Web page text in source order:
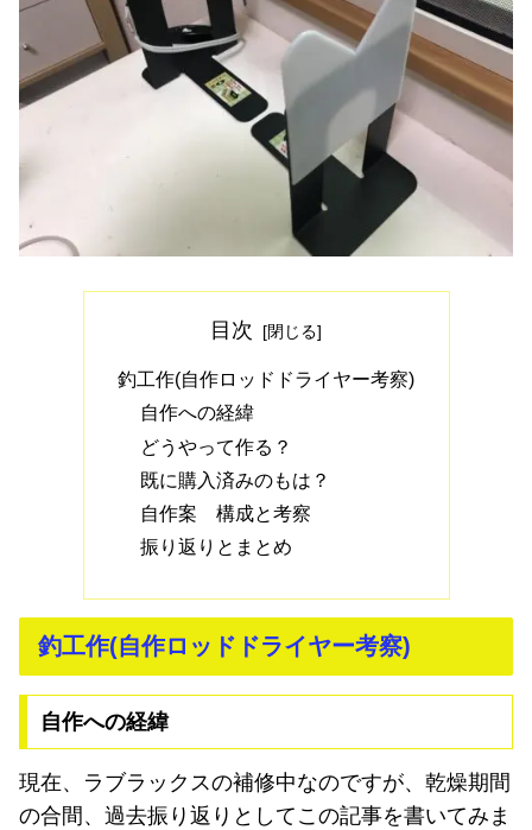
目次
釣工作(自作ロッドドライヤー考察)
自作への経緯
どうやって作る？
既に購入済みのもは？
自作案 構成と考察
振り返りとまとめ
釣工作(自作ロッドドライヤー考察)
自作への経緯
現在、ラブラックスの補修中なのですが、乾燥期間
の合間、過去振り返りとしてこの記事を書いてみま